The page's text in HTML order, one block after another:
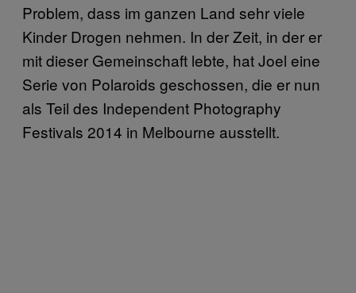
Problem, dass im ganzen Land sehr viele
Kinder Drogen nehmen. In der Zeit, in der er
mit dieser Gemeinschaft lebte, hat Joel eine
Serie von Polaroids geschossen, die er nun
als Teil des Independent Photography
Festivals 2014 in Melbourne ausstellt.